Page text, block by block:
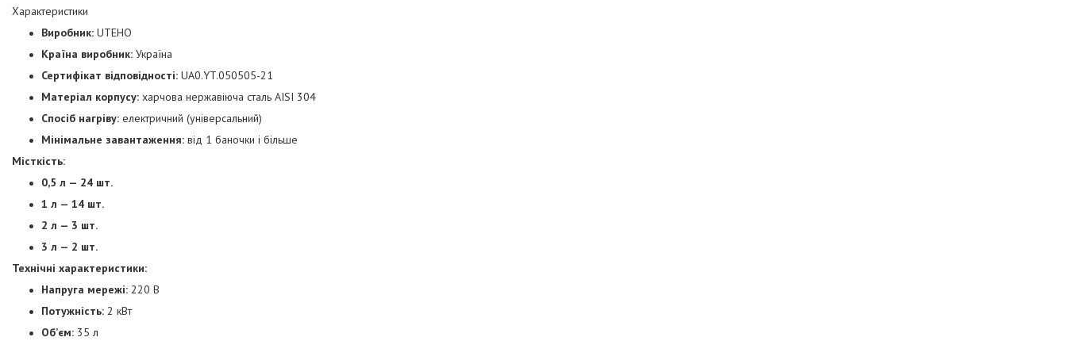
Характеристики
Виробник: UTEHO
Країна виробник: Україна
Сертифікат відповідності: UA0.YT.050505-21
Матеріал корпусу: харчова нержавіюча сталь AISI 304
Спосіб нагріву: електричний (універсальний)
Мінімальне завантаження: від 1 баночки і більше
Місткість:
0,5 л — 24 шт.
1 л — 14 шт.
2 л — 3 шт.
3 л — 2 шт.
Технічні характеристики:
Напруга мережі: 220 В
Потужність: 2 кВт
Об’єм: 35 л